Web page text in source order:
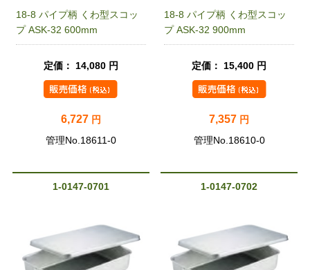
18-8 パイプ柄 くわ型スコッ
プ ASK-32 600mm
定価： 14,080 円
6,727 円
管理No.18611-0
18-8 パイプ柄 くわ型スコッ
プ ASK-32 900mm
定価： 15,400 円
7,357 円
管理No.18610-0
1-0147-0701 1-0147-0702